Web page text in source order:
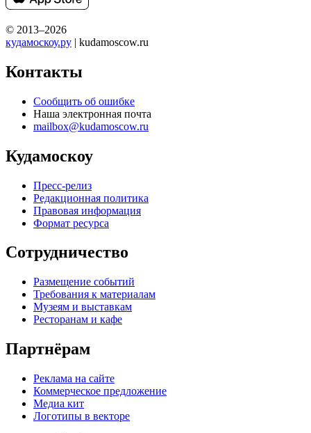
© 2013–2026
кудамоскоу.ру | kudamoscow.ru
Контакты
Сообщить об ошибке
Наша электронная почта
mailbox@kudamoscow.ru
Кудамоскоу
Пресс-релиз
Редакционная политика
Правовая информация
Формат ресурса
Сотрудничество
Размещение событий
Требования к материалам
Музеям и выставкам
Ресторанам и кафе
Партнёрам
Реклама на сайте
Коммерческое предложение
Медиа кит
Логотипы в векторе